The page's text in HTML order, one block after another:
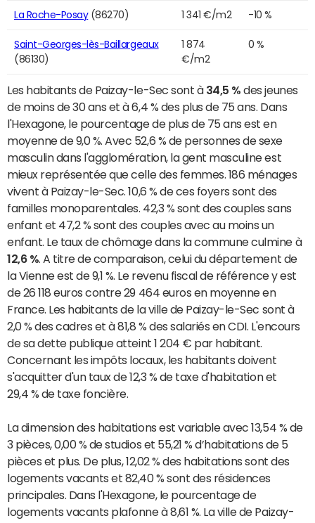
La Roche-Posay(86270) 1 341 €/m2 -10 %
Saint-Georges-lès-Baillargeaux
(86130)
1 874
€/m2
0 %
Les habitants de Paizay-le-Sec sont à 34,5 % des jeunes
de moins de 30 ans et à 6,4 % des plus de 75 ans. Dans
l'Hexagone, le pourcentage de plus de 75 ans est en
moyenne de 9,0 %. Avec 52,6 % de personnes de sexe
masculin dans l'agglomération, la gent masculine est
mieux représentée que celle des femmes. 186 ménages
vivent à Paizay-le-Sec. 10,6 % de ces foyers sont des
familles monoparentales. 42,3 % sont des couples sans
enfant et 47,2 % sont des couples avec au moins un
enfant. Le taux de chômage dans la commune culmine à
12,6 % . A titre de comparaison, celui du département de
la Vienne est de 9,1 %. Le revenu fiscal de référence y est
de 26 118 euros contre 29 464 euros en moyenne en
France. Les habitants de la ville de Paizay-le-Sec sont à
2,0 % des cadres et à 81,8 % des salariés en CDI. L'encours
de sa dette publique atteint 1 204 € par habitant.
Concernant les impôts locaux, les habitants doivent
s'acquitter d'un taux de 12,3 % de taxe d'habitation et
29,4 % de taxe foncière.
La dimension des habitations est variable avec 13,54 % de
3 pièces, 0,00 % de studios et 55,21 % d’habitations de 5
pièces et plus. De plus, 12,02 % des habitations sont des
logements vacants et 82,40 % sont des résidences
principales. Dans l'Hexagone, le pourcentage de
logements vacants plafonne à 8,61 %. La ville de Paizay-